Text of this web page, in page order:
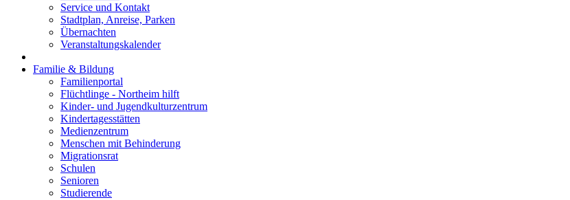
Service und Kontakt
Stadtplan, Anreise, Parken
Übernachten
Veranstaltungskalender
Familie & Bildung
Familienportal
Flüchtlinge - Northeim hilft
Kinder- und Jugendkulturzentrum
Kindertagesstätten
Medienzentrum
Menschen mit Behinderung
Migrationsrat
Schulen
Senioren
Studierende